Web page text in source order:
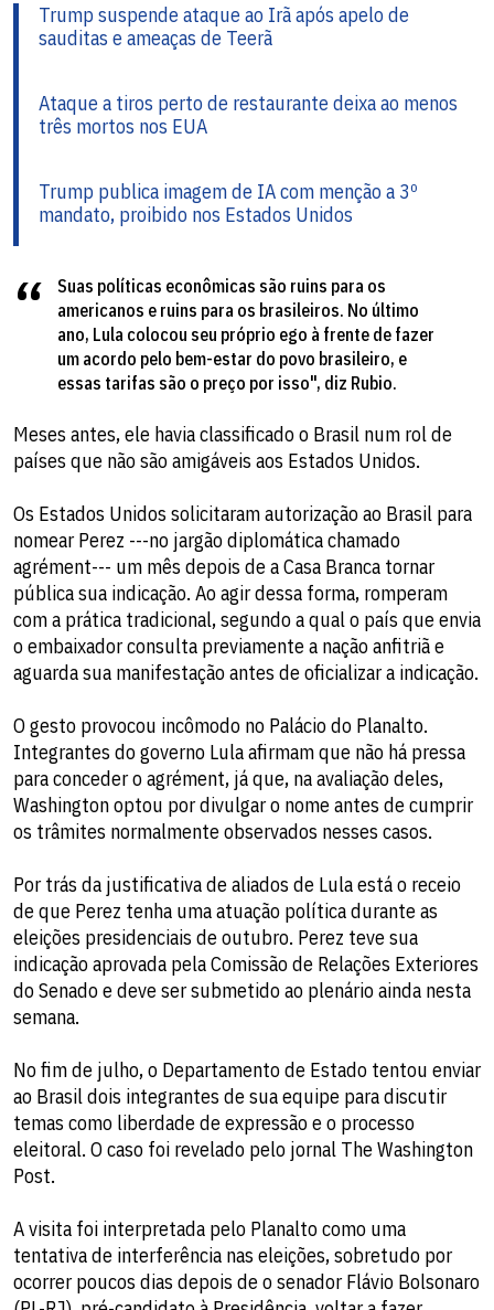
Trump suspende ataque ao Irã após apelo de
sauditas e ameaças de Teerã
Ataque a tiros perto de restaurante deixa ao menos
três mortos nos EUA
Trump publica imagem de IA com menção a 3º
mandato, proibido nos Estados Unidos
Suas políticas econômicas são ruins para os
americanos e ruins para os brasileiros. No último
ano, Lula colocou seu próprio ego à frente de fazer
um acordo pelo bem-estar do povo brasileiro, e
essas tarifas são o preço por isso", diz Rubio.
Meses antes, ele havia classificado o Brasil num rol de
países que não são amigáveis aos Estados Unidos.
Os Estados Unidos solicitaram autorização ao Brasil para
nomear Perez ---no jargão diplomática chamado
agrément--- um mês depois de a Casa Branca tornar
pública sua indicação. Ao agir dessa forma, romperam
com a prática tradicional, segundo a qual o país que envia
o embaixador consulta previamente a nação anfitriã e
aguarda sua manifestação antes de oficializar a indicação.
O gesto provocou incômodo no Palácio do Planalto.
Integrantes do governo Lula afirmam que não há pressa
para conceder o agrément, já que, na avaliação deles,
Washington optou por divulgar o nome antes de cumprir
os trâmites normalmente observados nesses casos.
Por trás da justificativa de aliados de Lula está o receio
de que Perez tenha uma atuação política durante as
eleições presidenciais de outubro. Perez teve sua
indicação aprovada pela Comissão de Relações Exteriores
do Senado e deve ser submetido ao plenário ainda nesta
semana.
No fim de julho, o Departamento de Estado tentou enviar
ao Brasil dois integrantes de sua equipe para discutir
temas como liberdade de expressão e o processo
eleitoral. O caso foi revelado pelo jornal The Washington
Post.
A visita foi interpretada pelo Planalto como uma
tentativa de interferência nas eleições, sobretudo por
ocorrer poucos dias depois de o senador Flávio Bolsonaro